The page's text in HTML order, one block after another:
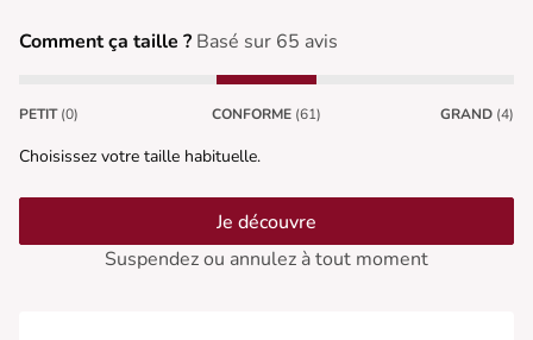
Comment ça taille ? Basé sur 65 avis
PETIT (0) CONFORME (61) GRAND (4)
Choisissez votre taille habituelle.
Je découvre
Suspendez ou annulez à tout moment